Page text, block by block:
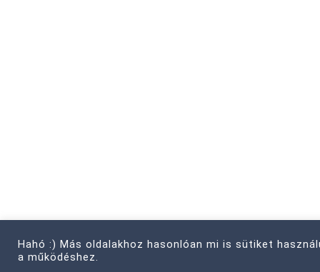
Hahó :) Más oldalakhoz hasonlóan mi is sütiket
a működéshez.